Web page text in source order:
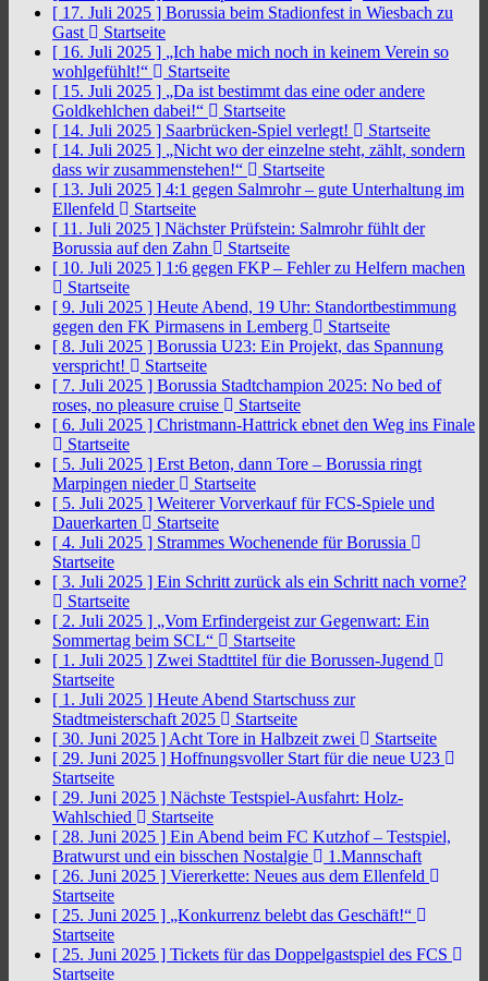
[ 17. Juli 2025 ] Borussia beim Stadionfest in Wiesbach zu
Gast
Startseite
[ 16. Juli 2025 ] „Ich habe mich noch in keinem Verein so
wohlgefühlt!“
Startseite
[ 15. Juli 2025 ] „Da ist bestimmt das eine oder andere
Goldkehlchen dabei!“
Startseite
[ 14. Juli 2025 ] Saarbrücken-Spiel verlegt!
Startseite
[ 14. Juli 2025 ] „Nicht wo der einzelne steht, zählt, sondern
dass wir zusammenstehen!“
Startseite
[ 13. Juli 2025 ] 4:1 gegen Salmrohr – gute Unterhaltung im
Ellenfeld
Startseite
[ 11. Juli 2025 ] Nächster Prüfstein: Salmrohr fühlt der
Borussia auf den Zahn
Startseite
[ 10. Juli 2025 ] 1:6 gegen FKP – Fehler zu Helfern machen
Startseite
[ 9. Juli 2025 ] Heute Abend, 19 Uhr: Standortbestimmung
gegen den FK Pirmasens in Lemberg
Startseite
[ 8. Juli 2025 ] Borussia U23: Ein Projekt, das Spannung
verspricht!
Startseite
[ 7. Juli 2025 ] Borussia Stadtchampion 2025: No bed of
roses, no pleasure cruise
Startseite
[ 6. Juli 2025 ] Christmann-Hattrick ebnet den Weg ins Finale
Startseite
[ 5. Juli 2025 ] Erst Beton, dann Tore – Borussia ringt
Marpingen nieder
Startseite
[ 5. Juli 2025 ] Weiterer Vorverkauf für FCS-Spiele und
Dauerkarten
Startseite
[ 4. Juli 2025 ] Strammes Wochenende für Borussia
Startseite
[ 3. Juli 2025 ] Ein Schritt zurück als ein Schritt nach vorne?
Startseite
[ 2. Juli 2025 ] „Vom Erfindergeist zur Gegenwart: Ein
Sommertag beim SCL“
Startseite
[ 1. Juli 2025 ] Zwei Stadttitel für die Borussen-Jugend
Startseite
[ 1. Juli 2025 ] Heute Abend Startschuss zur
Stadtmeisterschaft 2025
Startseite
[ 30. Juni 2025 ] Acht Tore in Halbzeit zwei
Startseite
[ 29. Juni 2025 ] Hoffnungsvoller Start für die neue U23
Startseite
[ 29. Juni 2025 ] Nächste Testspiel-Ausfahrt: Holz-
Wahlschied
Startseite
[ 28. Juni 2025 ] Ein Abend beim FC Kutzhof – Testspiel,
Bratwurst und ein bisschen Nostalgie
1.Mannschaft
[ 26. Juni 2025 ] Viererkette: Neues aus dem Ellenfeld
Startseite
[ 25. Juni 2025 ] „Konkurrenz belebt das Geschäft!“
Startseite
[ 25. Juni 2025 ] Tickets für das Doppelgastspiel des FCS
Startseite